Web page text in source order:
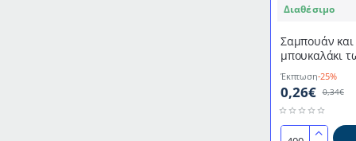
Διαθέσιμο
Σαμπουάν
μπουκαλάκι
συσκευασία
Έκπτωση-25%
0,26€ 0,34€